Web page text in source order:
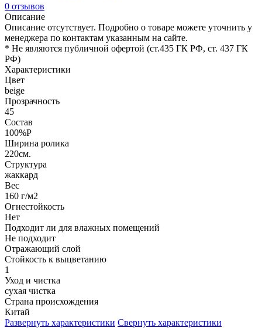
0 отзывов
Описание
Описание отсутствует. Подробно о товаре можете уточнить у
менеджера по контактам указанным на сайте.
* Не являются публичной офертой (ст.435 ГК РФ, cт. 437 ГК
РФ)
Характеристики
Цвет
beige
Прозрачность
45
Состав
100%P
Ширина ролика
220см.
Структура
жаккард
Вес
160 г/м2
Огнестойкость
Нет
Подходит ли для влажных помещений
Не подходит
Отражающий слой
Стойкость к выцветанию
1
Уход и чистка
сухая чистка
Страна происхождения
Китай
Развернуть характеристики Свернуть характеристики